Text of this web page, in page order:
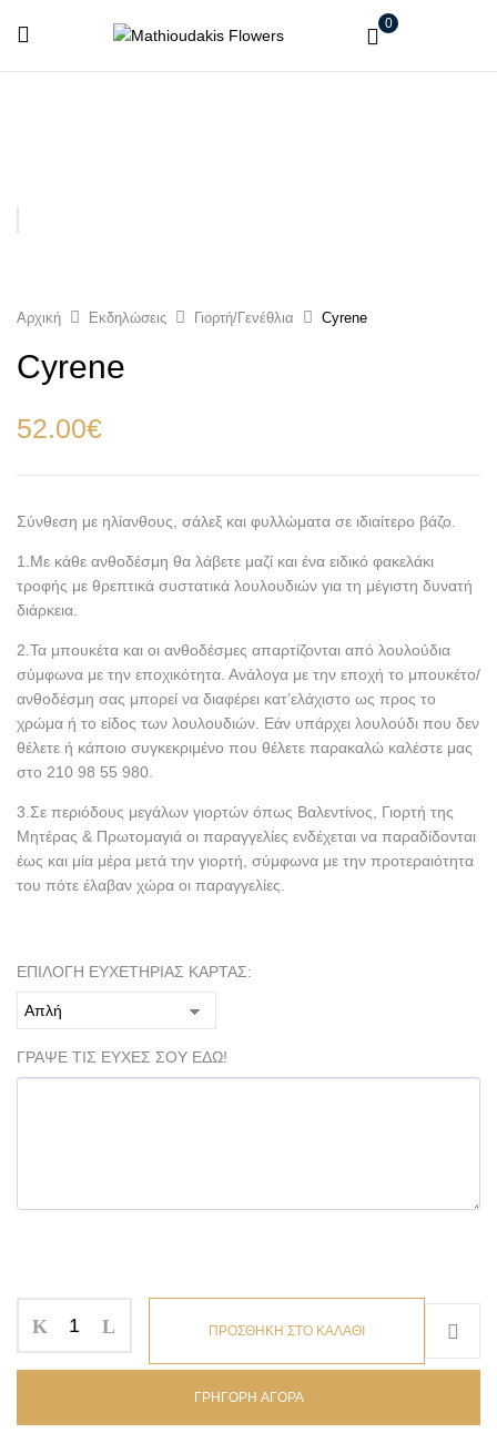
0
Αρχική Εκδηλώσεις Γιορτή/Γενέθλια Cyrene
Cyrene
52.00€
Σύνθεση με ηλίανθους, σάλεξ και φυλλώματα σε ιδιαίτερο βάζο.
1.Με κάθε ανθοδέσμη θα λάβετε μαζί και ένα ειδικό φακελάκι
τροφής με θρεπτικά συστατικά λουλουδιών για τη μέγιστη δυνατή
διάρκεια.
2.Τα μπουκέτα και οι ανθοδέσμες απαρτίζονται από λουλούδια
σύμφωνα με την εποχικότητα. Ανάλογα με την εποχή το μπουκέτο/
ανθοδέσμη σας μπορεί να διαφέρει κατ’ελάχιστο ως προς το
χρώμα ή το είδος των λουλουδιών. Εάν υπάρχει λουλούδι που δεν
θέλετε ή κάποιο συγκεκριμένο που θέλετε παρακαλώ καλέστε μας
στο 210 98 55 980.
3.Σε περιόδους μεγάλων γιορτών όπως Βαλεντίνος, Γιορτή της
Μητέρας & Πρωτομαγιά οι παραγγελίες ενδέχεται να παραδίδονται
έως και μία μέρα μετά την γιορτή, σύμφωνα με την προτεραιότητα
του πότε έλαβαν χώρα οι παραγγελίες.
ΕΠΙΛΟΓΗ ΕΥΧΕΤΗΡΙΑΣ ΚΑΡΤΑΣ:
ΓΡΑΨΕ ΤΙΣ ΕΥΧΕΣ ΣΟΥ ΕΔΩ!
ΠΡΟΣΘΗΚΗ ΣΤΟ ΚΑΛΑΘΙ
ΓΡΗΓΟΡΗ ΑΓΟΡΑ